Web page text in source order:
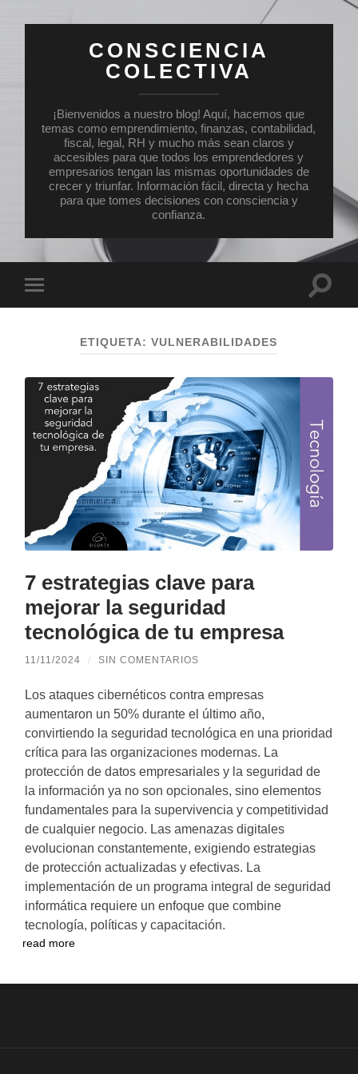
CONSCIENCIA
COLECTIVA
¡Bienvenidos a nuestro blog! Aquí, hacemos que
temas como emprendimiento, finanzas, contabilidad,
fiscal, legal, RH y mucho más sean claros y
accesibles para que todos los emprendedores y
empresarios tengan las mismas oportunidades de
crecer y triunfar. Información fácil, directa y hecha
para que tomes decisiones con consciencia y
confianza.
el
ETIQUETA:VULNERABILIDADES
7 estrategias clave para
mejorar la seguridad
tecnológica de tu empresa
11/11/2024 / SIN COMENTARIOS
Los ataques cibernéticos contra empresas
aumentaron un 50% durante el último año,
convirtiendo la seguridad tecnológica en una prioridad
crítica para las organizaciones modernas. La
protección de datos empresariales y la seguridad de
la información ya no son opcionales, sino elementos
fundamentales para la supervivencia y competitividad
de cualquier negocio. Las amenazas digitales
evolucionan constantemente, exigiendo estrategias
de protección actualizadas y efectivas. La
implementación de un programa integral de seguridad
informática requiere un enfoque que combine
tecnología, políticas y capacitación.
read more